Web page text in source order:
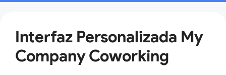
Saltar
contenidoInterfaz Personalizada My
Company Coworking